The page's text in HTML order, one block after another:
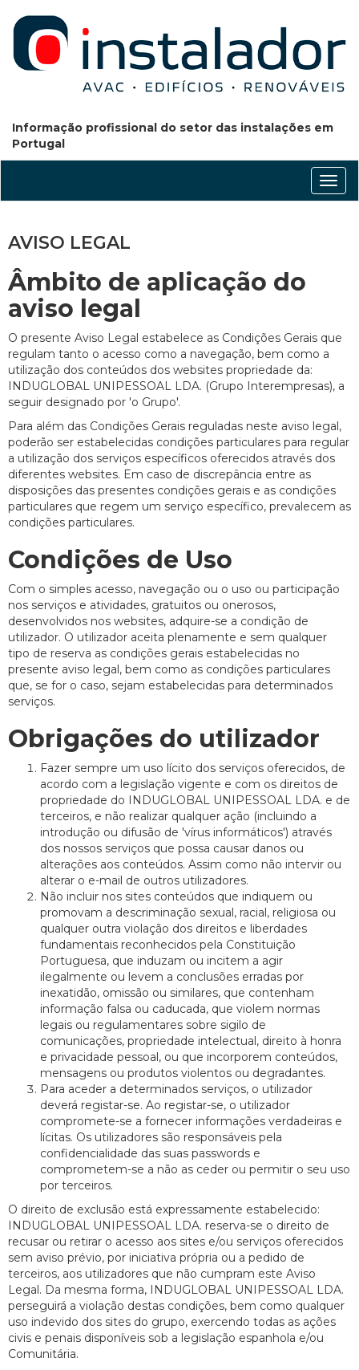
Informação profissional do setor das instalações em
Portugal
AVISO LEGAL
Âmbito de aplicação do
aviso legal
O presente Aviso Legal estabelece as Condições Gerais que
regulam tanto o acesso como a navegação, bem como a
utilização dos conteúdos dos websites propriedade da:
INDUGLOBAL UNIPESSOAL LDA. (Grupo Interempresas), a
seguir designado por 'o Grupo'.
Para além das Condições Gerais reguladas neste aviso legal,
poderão ser estabelecidas condições particulares para regular
a utilização dos serviços específicos oferecidos através dos
diferentes websites. Em caso de discrepância entre as
disposições das presentes condições gerais e as condições
particulares que regem um serviço específico, prevalecem as
condições particulares.
Condições de Uso
Com o simples acesso, navegação ou o uso ou participação
nos serviços e atividades, gratuitos ou onerosos,
desenvolvidos nos websites, adquire-se a condição de
utilizador. O utilizador aceita plenamente e sem qualquer
tipo de reserva as condições gerais estabelecidas no
presente aviso legal, bem como as condições particulares
que, se for o caso, sejam estabelecidas para determinados
serviços.
Obrigações do utilizador
Fazer sempre um uso lícito dos serviços oferecidos, de
acordo com a legislação vigente e com os direitos de
propriedade do INDUGLOBAL UNIPESSOAL LDA. e de
terceiros, e não realizar qualquer ação (incluindo a
introdução ou difusão de 'vírus informáticos') através
dos nossos serviços que possa causar danos ou
alterações aos conteúdos. Assim como não intervir ou
alterar o e-mail de outros utilizadores.
Não incluir nos sites conteúdos que indiquem ou
promovam a descriminação sexual, racial, religiosa ou
qualquer outra violação dos direitos e liberdades
fundamentais reconhecidos pela Constituição
Portuguesa, que induzam ou incitem a agir
ilegalmente ou levem a conclusões erradas por
inexatidão, omissão ou similares, que contenham
informação falsa ou caducada, que violem normas
legais ou regulamentares sobre sigilo de
comunicações, propriedade intelectual, direito à honra
e privacidade pessoal, ou que incorporem conteúdos,
mensagens ou produtos violentos ou degradantes.
Para aceder a determinados serviços, o utilizador
deverá registar-se. Ao registar-se, o utilizador
compromete-se a fornecer informações verdadeiras e
lícitas. Os utilizadores são responsáveis pela
confidencialidade das suas passwords e
comprometem-se a não as ceder ou permitir o seu uso
por terceiros.
O direito de exclusão está expressamente estabelecido:
INDUGLOBAL UNIPESSOAL LDA. reserva-se o direito de
recusar ou retirar o acesso aos sites e/ou serviços oferecidos
sem aviso prévio, por iniciativa própria ou a pedido de
terceiros, aos utilizadores que não cumpram este Aviso
Legal. Da mesma forma, INDUGLOBAL UNIPESSOAL LDA.
perseguirá a violação destas condições, bem como qualquer
uso indevido dos sites do grupo, exercendo todas as ações
civis e penais disponíveis sob a legislação espanhola e/ou
Comunitária.